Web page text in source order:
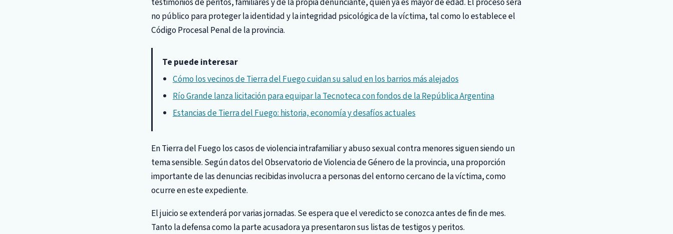
no público para proteger la identidad y la integridad psicológica de la víctima, tal como lo establece el
Código Procesal Penal de la provincia.
Te puede interesar
Cómo los vecinos de Tierra del Fuego cuidan su salud en los barrios más alejados
Río Grande lanza licitación para equipar la Tecnoteca con fondos de la República Argentina
Estancias de Tierra del Fuego: historia, economía y desafíos actuales
En Tierra del Fuego los casos de violencia intrafamiliar y abuso sexual contra menores siguen siendo un
tema sensible. Según datos del Observatorio de Violencia de Género de la provincia, una proporción
importante de las denuncias recibidas involucra a personas del entorno cercano de la víctima, como
ocurre en este expediente.
El juicio se extenderá por varias jornadas. Se espera que el veredicto se conozca antes de fin de mes.
Tanto la defensa como la parte acusadora ya presentaron sus listas de testigos y peritos.